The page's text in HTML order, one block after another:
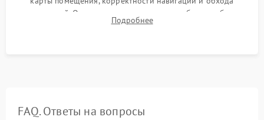
препятствий. Оценка силы всасывания и работы турбины.
Тестирование автоматического возврата на док-станцию и
Подробнее
FAQ. Ответы на вопросы